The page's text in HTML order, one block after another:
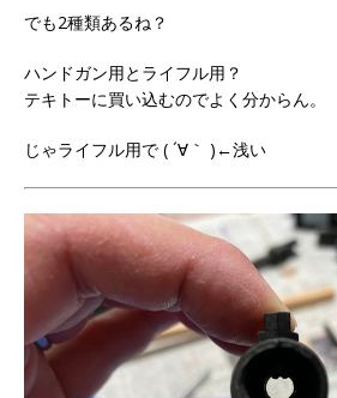
でも2種類あるね？
ハンドガン用とライフル用？
テキトーに買い込むのでよく分からん。
じゃライフル用で ( ´∀｀ )←浅い